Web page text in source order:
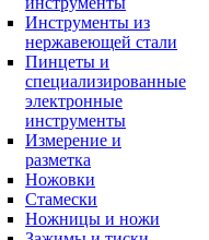
Инструменты из
нержавеющей стали
Пинцеты и
специализированные
электронные
инструменты
Измерение и
разметка
Ножовки
Стамески
Ножницы и ножи